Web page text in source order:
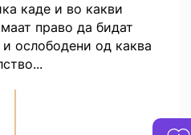
каде и во какви
право да бидат
ослободени од каква